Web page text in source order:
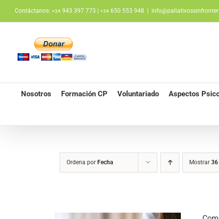
contenido
Contáctanos: +34 943 397 773 | +34 650 553 948
Nosotros Formación CP Voluntariado Aspectos
Ordena por Fecha Mostrar 36